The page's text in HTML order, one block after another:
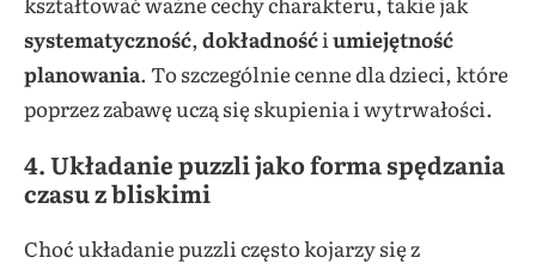
systematyczność, dokładnośći umiejętność
planowania. To szczególnie cenne dla dzieci, które
poprzez zabawę uczą się skupienia i wytrwałości.
4. Układanie puzzli jako forma spędzania
czasu z bliskimi
Choć układanie puzzli często kojarzy się z